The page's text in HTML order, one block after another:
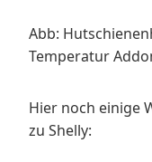
Abb:
Temperatur
Hier noch einige
zu Shelly: